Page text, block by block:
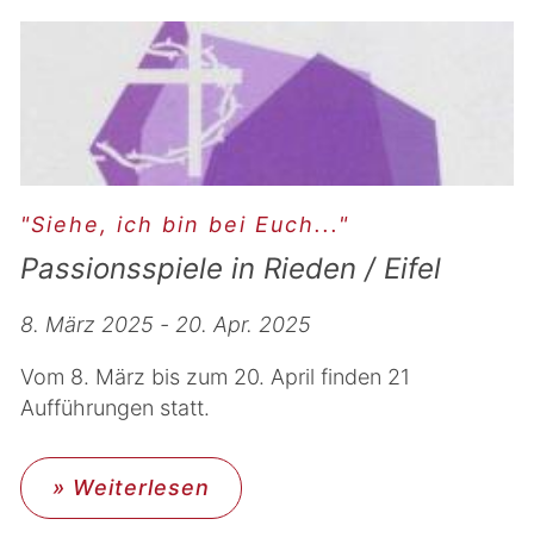
"Siehe, ich bin bei Euch..."
Passionsspiele in Rieden / Eifel
8. März 2025 - 20. Apr. 2025
Vom 8. März bis zum 20. April finden 21
Aufführungen statt.
» Weiterlesen